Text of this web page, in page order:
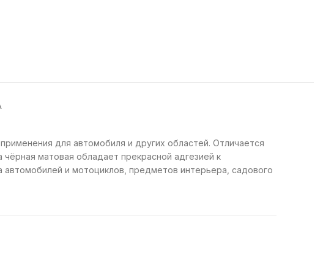
для автомобиля и других областей. Отличается
матовая обладает прекрасной адгезией к
и мотоциклов, предметов интерьера, садового